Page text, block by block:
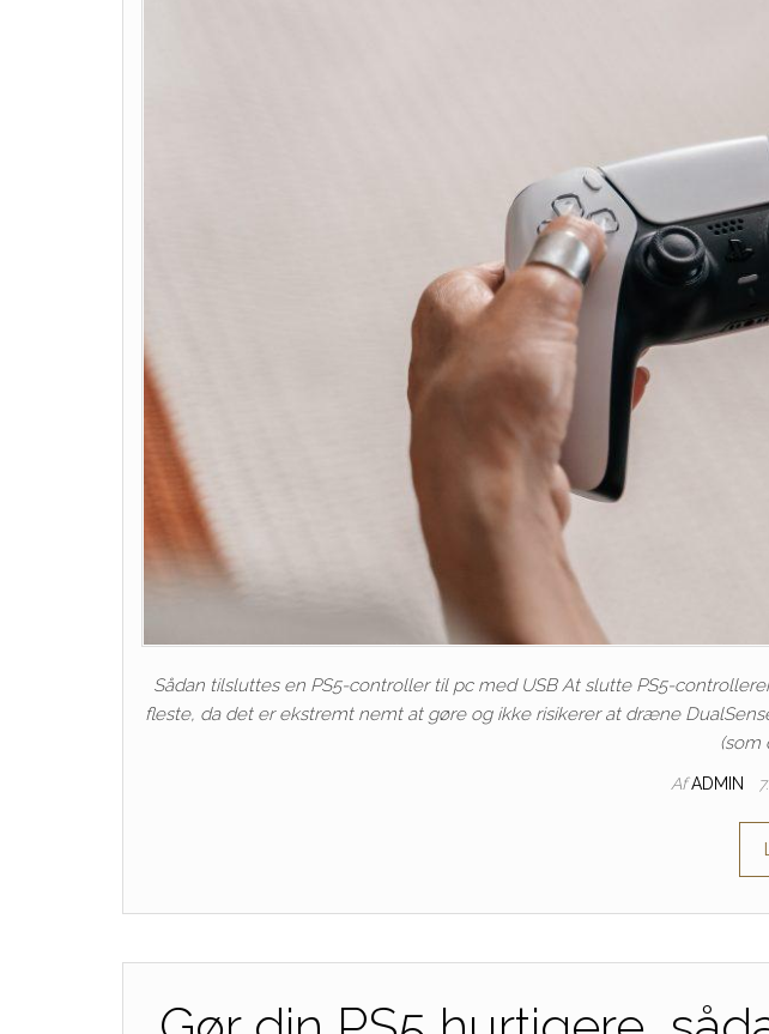
Sådan tilsluttes en PS5-controller til pc med USB At slutte PS5-
fleste, da det er ekstremt nemt at gøre og ikke risikerer at dræne
(som
Af ADMIN